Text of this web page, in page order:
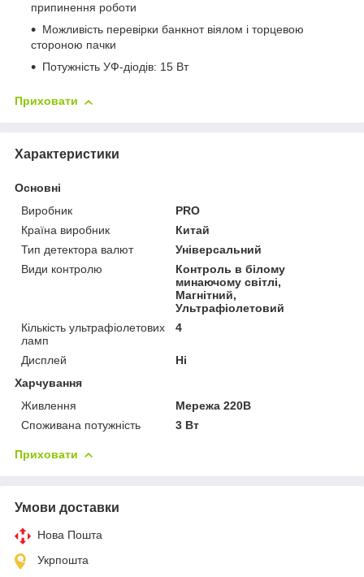
припинення роботи
Можливість перевірки банкнот віялом і торцевою
стороною пачки
Потужність УФ-діодів: 15 Вт
Приховати
Характеристики
Основні
Виробник
PRO
Країна виробник
Китай
Тип детектора валют
Універсальний
Види контролю
Контроль в білому
минаючому світлі,
Магнітний,
Ультрафіолетовий
Кількість ультрафіолетових
ламп
4
Дисплей
Ні
Харчування
Живлення
Мережа 220В
Споживана потужність
3 Вт
Приховати
Умови доставки
Нова Пошта
Укрпошта